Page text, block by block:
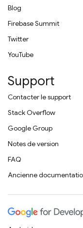
Blog
Firebase Summit
Twitter
YouTube
Support
Contacter le support
Stack Overflow
Google Group
Notes de version
FAQ
Ancienne